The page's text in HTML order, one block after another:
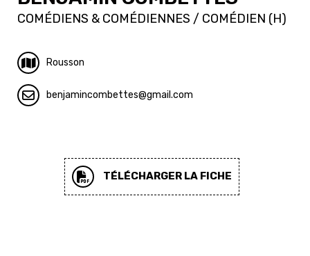
COMÉDIENS & COMÉDIENNES / COMÉDIEN (H)
Rousson
benjamincombettes gmail.com
TÉLÉCHARGER LA FICHE